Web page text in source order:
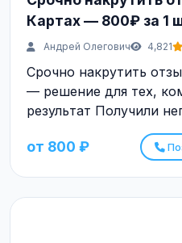
Картах — 800₽ за 1
Андрей Олегович 4,821
Срочно накрутить
— решение для тех,
результат Получили
от 800 ₽